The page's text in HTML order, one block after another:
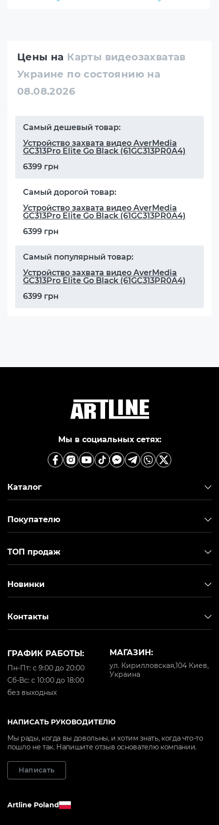
Цены на Карты видеозахватав
Украине по состоянию на
08.08.2026
Самый дешевый товар:
Устройство захвата видео AverMedia
GC313Pro Elite Go Black (61GC313PR0A4)
6399 грн
Самый дорогой товар:
Устройство захвата видео AverMedia
GC313Pro Elite Go Black (61GC313PR0A4)
6399 грн
Самый популярный товар:
Устройство захвата видео AverMedia
GC313Pro Elite Go Black (61GC313PR0A4)
6399 грн
Мы в социальных сетях:
Каталог
Покупателю
ТОП продаж
Новинки
Контакты
МАГАЗИН:
ул. Кирилловская,104 Киев,
Украина
ГРАФИК РАБОТЫ:
Пн-Пт: с 9:00 до 20:00
Cб-Вс: с 10:00 до 18:00
без выходных
НАПИСАТЬ РУКОВОДИТЕЛЮ
Мы рады, когда вы довольны, и хотим знать, когда что-то
пошло не так. Напишите отзыв основателю компании.
Написать
Artline Poland